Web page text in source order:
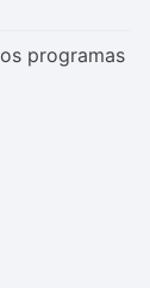
programas